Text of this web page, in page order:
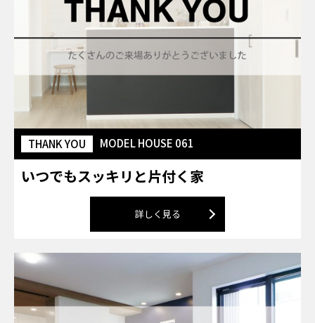
THANK YOU MODEL HOUSE 061
いつでもスッキリと片付く家
詳しく見る